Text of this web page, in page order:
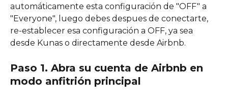
automáticamente esta configuración de "OFF" a
"Everyone", luego debes despues de conectarte,
re-establecer esa configuración a OFF, ya sea
desde Kunas o directamente desde Airbnb.
Paso 1. Abra su cuenta de Airbnb en
modo anfitrión principal